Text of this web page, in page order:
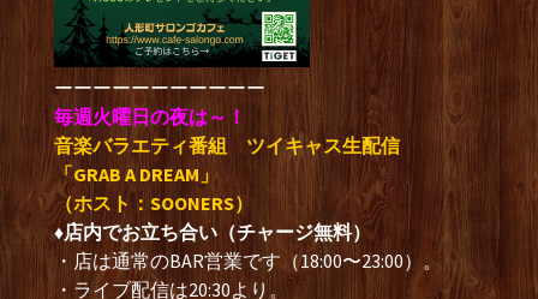
ーーーーーーーーーーー
毎週火曜日の夜は～！
音楽バラエティ番組 ツイキャス生配信
「GRAB A DREAM」
（ホスト：SOONERS）
♦︎店内でお立ち合い（チャージ無料）
・店は通常のBAR営業です（18:00〜23:00）。
・ライブ配信は20:30より。